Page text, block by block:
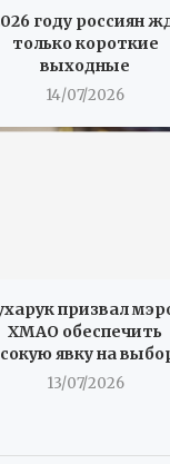
году россиян
только короткие
выходные
14/07/2026
призвал
ХМАО обеспечить
явку на
13/07/2026